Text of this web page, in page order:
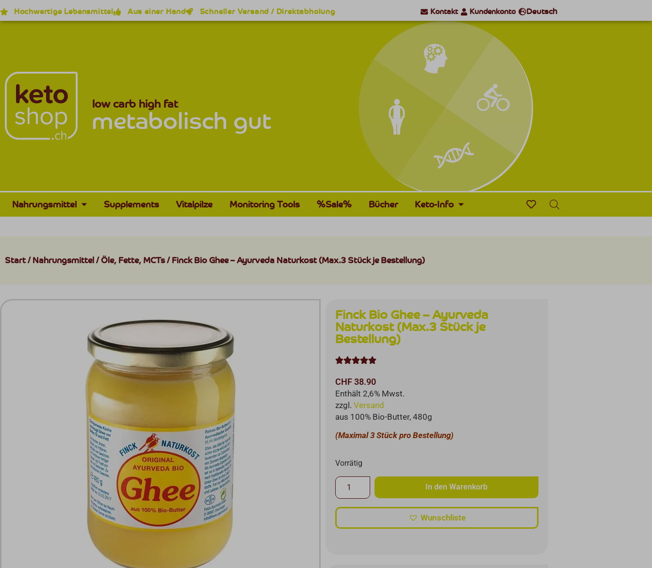
Hochwertige Lebensmittel Aus einer Hand Schneller Versand / Direktabholung Kontakt Kundenkonto Deutsch
low carb high fat
metabolisch gut
Nahrungsmittel Supplements Vitalpilze Monitoring Tools %Sale% Bücher Keto-Info
Start/Nahrungsmittel /Öle, Fette, MCTs/ Finck Bio Ghee – Ayurveda Naturkost (Max.3 Stück je Bestellung)
Finck Bio Ghee – Ayurveda
Naturkost (Max.3 Stück je
Bestellung)

CHF38.90
Enthält 2,6% Mwst.
zzgl.Versand
aus 100% Bio-Butter, 480g
(Maximal 3 Stück pro Bestellung)
Vorrätig
In den Warenkorb
Wunschliste